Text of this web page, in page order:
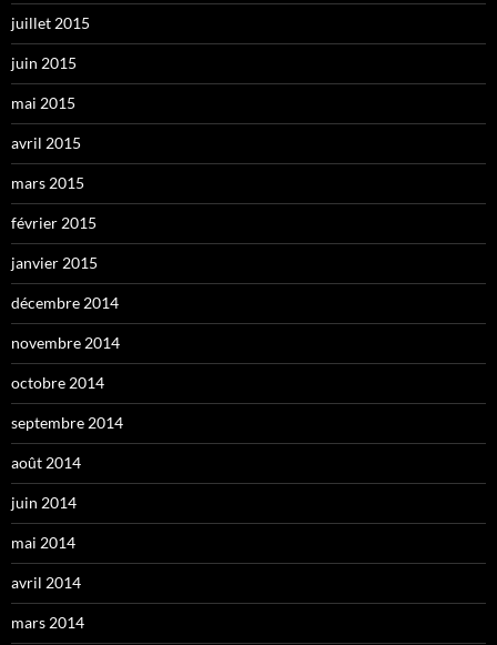
juillet 2015
juin 2015
mai 2015
avril 2015
mars 2015
février 2015
janvier 2015
décembre 2014
novembre 2014
octobre 2014
septembre 2014
août 2014
juin 2014
mai 2014
avril 2014
mars 2014